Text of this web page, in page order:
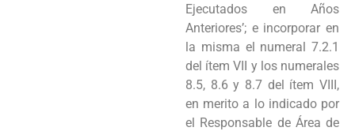
Ejecutados en Años
Anteriores’; e incorporar en
la misma el numeral 7.2.1
del ítem VII y los numerales
8.5, 8.6 y 8.7 del ítem VIII,
en merito a lo indicado por
el Responsable de Área de